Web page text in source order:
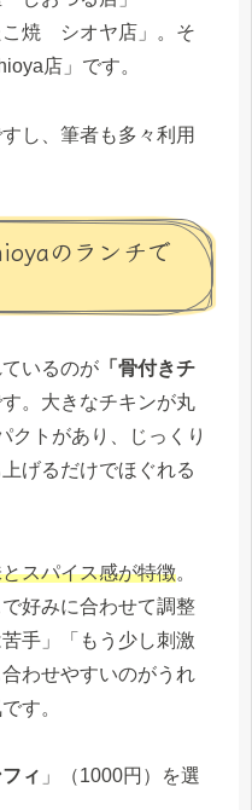
こ焼 シオヤ店」。そ
店」です。
し、筆者も多々利用
のランチで
いるのが 「骨付きチ
す。大きなチキンが丸
クトがあり、じっくり
げるだけでほぐれる
スパイス感が特徴。
好みに合わせて調整
手」「もう少し刺激
わせやすいのがうれ
す。
ィ 」（1000円）を選